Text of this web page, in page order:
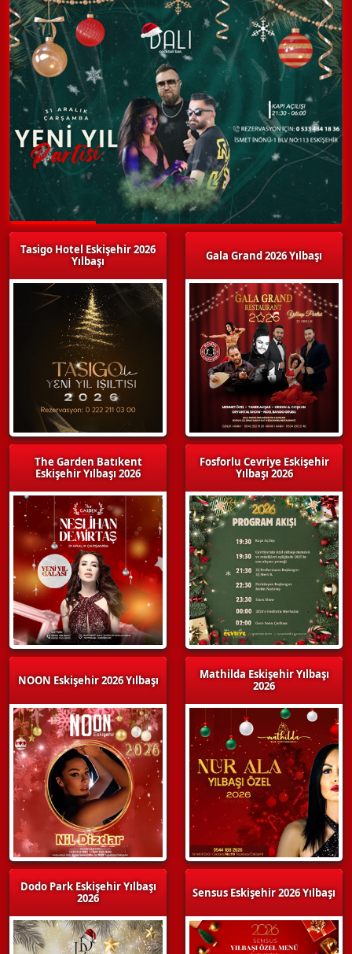
Tasigo Hotel Eskişehir 2026
Yılbaşı
The Garden Batıkent
Eskişehir Yılbaşı 2026
NOON Eskişehir 2026 Yılbaşı
Dodo Park Eskişehir Yılbaşı
2026
Gala Grand 2026 Yılbaşı
Fosforlu Cevriye Eskişehir
Yılbaşı 2026
Mathilda Eskişehir Yılbaşı
2026
Sensus Eskişehir 2026 Yılbaşı